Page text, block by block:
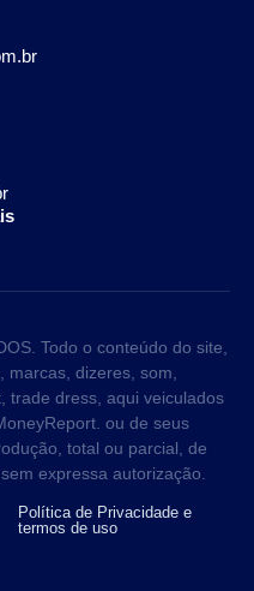
Todo o conteúdo do site,
marcas, dizeres, som,
trade dress, aqui veiculados
ou de seus
total ou parcial, de
expressa autorização.
Política de Privacidade e
termos de uso